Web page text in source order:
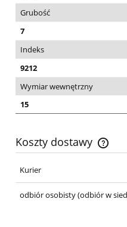
Grubość
7
Indeks
9212
Wymiar wewnętrzny
15
Koszty dostawy
Cena nie zawiera
Kurier
odbiór osobisty(odbiór w